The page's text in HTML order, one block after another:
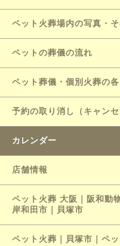
ペット火葬場内の写真・
ペットの葬儀の流れ
ペット葬儀・個別火葬の
予約の取り消し（キャン
カレンダー
店舗情報
ペット火葬 大阪｜阪和動
岸和田市｜貝塚市
ペット火葬｜貝塚市｜ペ